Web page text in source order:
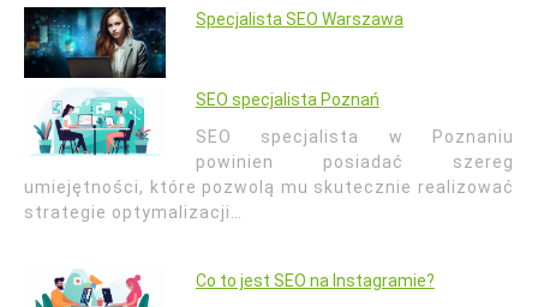
Specjalista SEO Warszawa
SEO specjalista Poznań
SEO specjalista w Poznaniu
powinien posiadać szereg
umiejętności, które pozwolą mu skutecznie realizować
strategie optymalizacji…
Co to jest SEO na Instagramie?